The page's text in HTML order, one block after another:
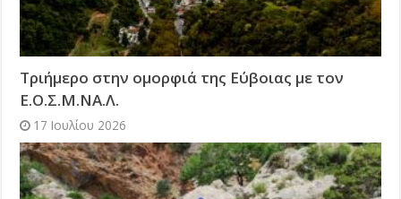
Τριήμερο στην ομορφιά της Εύβοιας με τον
Ε.Ο.Σ.Μ.ΝΑ.Λ.
17 Ιουλίου 2026